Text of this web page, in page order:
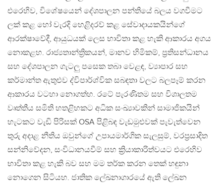
එරෙහිව, විශේෂයෙන් දේශපාලන පන්තියේ බලය වගවීමට
ලක් කළ හෝ වැරදි හෙළිදරව් කළ සේවාදායකයින්ගේ
ආරක්ෂාවේදී, ආයුධයක් ලෙස භාවිතා කළ හැකි ආකාරය අගය
නොකළහ. රාජ්‍යතාන්ත්‍රිකයන්, මානව හිමිකම්, ප්‍රතිසන්ධානය
සහ දේශපාලන ගැටලු පසෙක තබා වෙළඳ, ව්‍යාපාර සහ
කර්මාන්ත ඇතුළුව ද්විපාර්ශ්වික සබඳතා වලට බලපෑම් කරන
ආකාරය වටහා නොගත්හ. රටේ පැරණිතම සහ විශාලතම
වෘත්තීය සමිති හතළිහකට අධික සංඛ්‍යාවකින් සාමාජිකයින්
හැටකට වැඩි පිරිසක් OSA පිළිබඳ වැඩමුළුවක් පැවැත්වෙන
තුරු අදාළ නීතිය ඔවුන්ගේ උපායමාර්ගික සැලසුම්, වරප්‍රසාදිත
සන්නිවේදන, සංවිධානයවීම් සහ ක්‍රියාකාරිත්වයට එරෙහිව
භාවිතා කළ හැකි බව සහ මම තර්ක කරන තෙක් හඳුනා
නොගෙන සිටියහ. ජාතික ලේඛනාගාරයේ ඇති ලේඛන